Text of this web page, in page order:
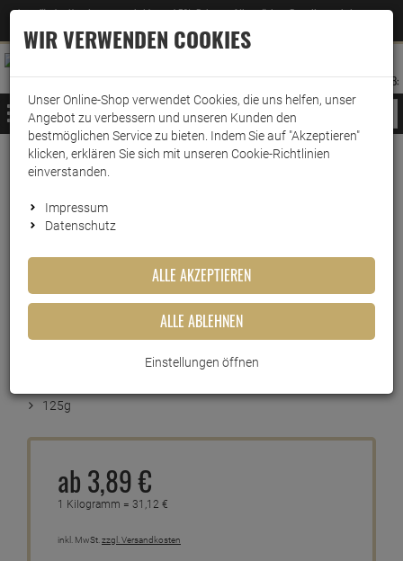
Jetzt für den Newsletter entscheiden und 5% Rabatt auf Ihre nächste Bestellung erhalten
–Zum Newsletter
ANMELDEN
AUFKLAPPEN
MERKZETTEL
WARENKORB:
MENÜ
Weiter einkaufen www.wark24.de Leben & Wohnen
Ipuro Duftkerze lavender touch
Ipuro Duftkerze lavender touch
10014680
125g
ab 3,89€
1 Kilogramm = 31,12 €
inkl. MwSt. zzgl. Versandkosten
WIR VERWENDEN COOKIES
Unser Online-Shop verwendet Cookies, die uns helfen, unser
Angebot zu verbessern und unseren Kunden den
bestmöglichen Service zu bieten. Indem Sie auf "Akzeptieren"
klicken, erklären Sie sich mit unseren Cookie-Richtlinien
einverstanden.
Impressum
Datenschutz
ALLE AKZEPTIEREN
ALLE ABLEHNEN
Einstellungen öffnen